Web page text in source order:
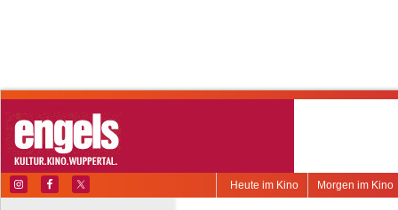
Morgen im Kino
Heute im Kino